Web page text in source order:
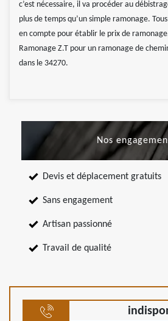
c’est nécessaire, il va procéder au
plus de temps qu’un simple ramonage.
en compte pour établir le prix de
Ramonage Z.T pour un ramonage de
dans le 34270.
Nos
Devis et déplacement gratuits
Sans engagement
Artisan passionné
Travail de qualité